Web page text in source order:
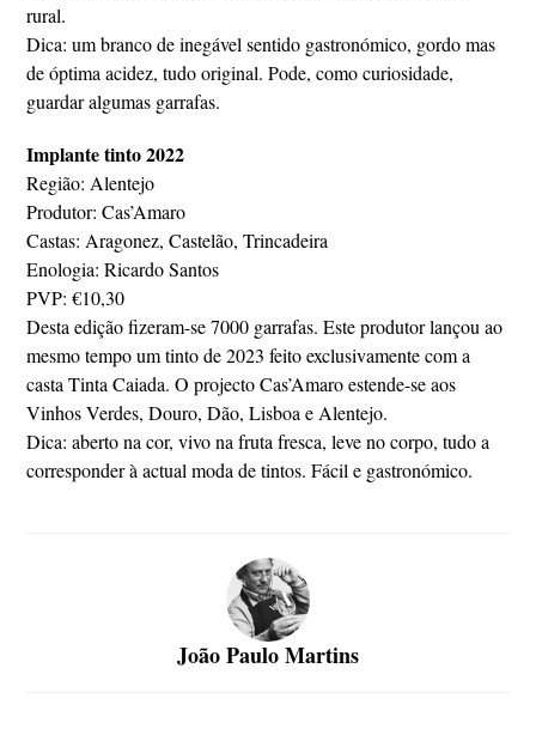
rural.
Dica: um branco de inegável sentido gastronómico, gordo mas
de óptima acidez, tudo original. Pode, como curiosidade,
guardar algumas garrafas.
Implante tinto 2022
Região: Alentejo
Produtor: Cas’Amaro
Castas: Aragonez, Castelão, Trincadeira
Enologia: Ricardo Santos
PVP: €10,30
Desta edição fizeram-se 7000 garrafas. Este produtor lançou ao
mesmo tempo um tinto de 2023 feito exclusivamente com a
casta Tinta Caiada. O projecto Cas’Amaro estende-se aos
Vinhos Verdes, Douro, Dão, Lisboa e Alentejo.
Dica: aberto na cor, vivo na fruta fresca, leve no corpo, tudo a
corresponder à actual moda de tintos. Fácil e gastronómico.
João Paulo Martins